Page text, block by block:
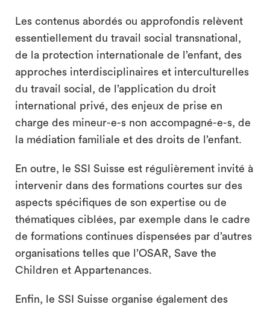
Les contenus abordés ou approfondis relèvent
essentiellement du travail social transnational,
de la protection internationale de l’enfant, des
approches interdisciplinaires et interculturelles
du travail social, de l’application du droit
international privé, des enjeux de prise en
charge des mineur-e-s non accompagné-e-s, de
la médiation familiale et des droits de l’enfant.
En outre, le SSI Suisse est régulièrement invité à
intervenir dans des formations courtes sur des
aspects spécifiques de son expertise ou de
thématiques ciblées, par exemple dans le cadre
de formations continues dispensées par d’autres
organisations telles que l’OSAR, Save the
Children et Appartenances.
Enfin, le SSI Suisse organise également des